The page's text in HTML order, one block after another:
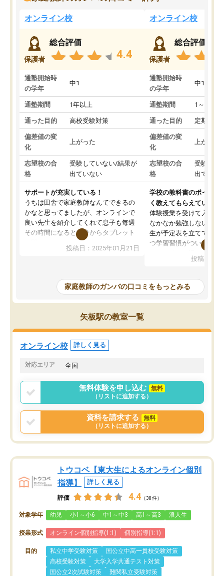
オンライン校
保護者
総合評価
4.4
通塾開始時
の学年
中1
通塾期間 1年以上
通った目的 高校受験対策
偏差値の変
化
上がった
志望校の合
格
受験していない/結果が
出ていない
サポートが充実している！
うちは田舎で家庭教師なんてできるの
かなと思ってましたが、オンラインで
良い先生を紹介してくれて息子も毎週
その時間になると自分からタブレット
を開いてzoomを繋げるようになりまし
た！5科目なんでもOKなのもとても気
めて1年ほどだった今では平均点以上の
科目が増えてきました！あと1年受験ま
であるので無料の週末教室を使用しな
がら頑張って欲しいと思います！
投稿日：2025年01月21日
オンライン校
保護者
総合評価
通塾開始時
の学年
中1
通塾期間 1～3ヵ月
通った目的 定期テス
偏差値の変
化
上がった
志望校の合
格
受験して
出ていな
学校の教科書のポイント
く教えてもらえている
体験授業を受けて入塾し
なかなか勉強しない息子
生が予定表を立ててくれ
つ学習習慣がついてきま
指導が無い日も予定表
問できるのでとても助か
投稿日：
家庭教師のガンバの口コミをもっとみる
矢板駅の教室一覧
オンライン校 詳しく見る
対応エリア 全国
無料体験を申し込む
無料
（リストに追加する）
資料を請求する
無料
（リストに追加する）
トウコベ【東大生によるオンライン個別
指導】
詳しく見る
評価 4.4 （38件）
対象学年 幼児 小1～小6 中1～中3 高1～高3 浪人生
授業形式 オンライン個別指導(1:1) 個別指導(1:1)
目的 私立中学受験対策
国公立中高一貫校受験対策
高校受験対策
大学入学共通テスト対策
国公立2次試験対策
難関私立受験対策